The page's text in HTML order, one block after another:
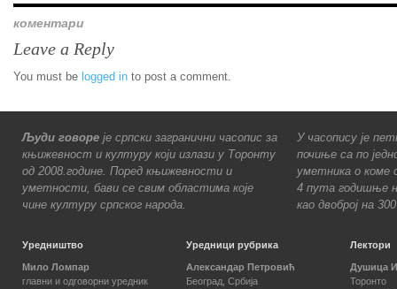
коментари
Leave a Reply
You must be logged in to post a comment.
Људи говоре је српски загранични часопис за
књижевност и културу који излази у Торонту
од 2008.године. Поред књижевности и
уметности, бави се свим областима које
чине културу српског народа.
У часопису је
почиње са по
уметника о коме
4 пута годишње
као двоброј на
Уредништво
Мило Ломпар
главни и одговорни уредник
Уредници рубрика
Александар Петровић
Београд, Србија
Лектори
Душица
Торонто